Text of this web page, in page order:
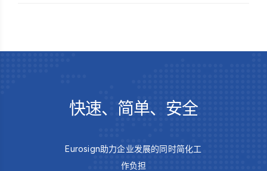
快速、简单、安全
Eurosign助力企业发展的同时简化工
作负担